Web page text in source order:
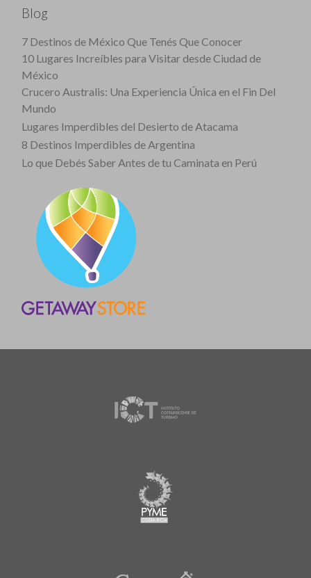
Blog
7 Destinos de México Que Tenés Que Conocer
10 Lugares Increíbles para Visitar desde Ciudad de
México
Crucero Australis: Una Experiencia Única en el Fin Del
Mundo
Lugares Imperdibles del Desierto de Atacama
8 Destinos Imperdibles de Argentina
Lo que Debés Saber Antes de tu Caminata en Perú